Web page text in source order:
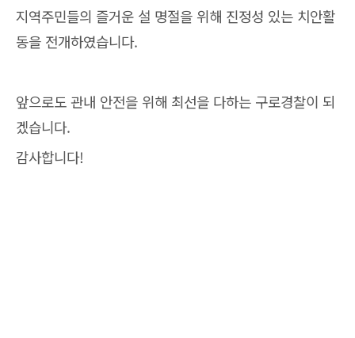
지역주민들의 즐거운 설 명절을 위해 진정성 있는 치안활
동을 전개하였습니다.
앞으로도 관내 안전을 위해 최선을 다하는 구로경찰이 되
겠습니다.
감사합니다!